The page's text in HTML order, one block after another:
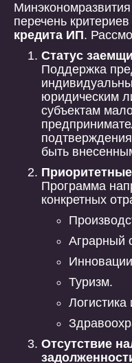
перечень
кредита ИП.
Статус
Поддержка
юридическим
субъектам
быть
Программа
конкретных
Аграрный
Туризм.
Логистика
Отсутствие